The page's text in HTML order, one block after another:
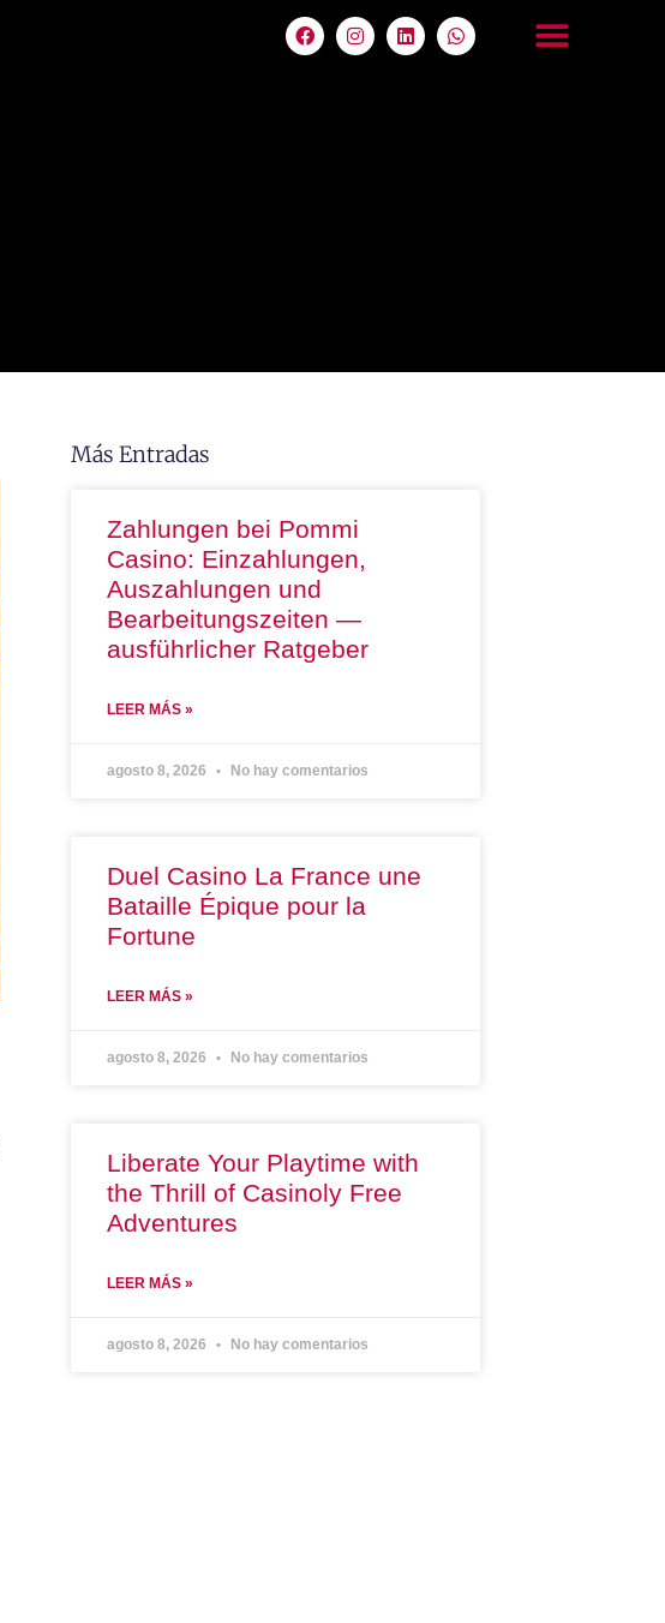
Más Entradas
Zahlungen bei Pommi
Casino: Einzahlungen,
Auszahlungen und
Bearbeitungszeiten —
ausführlicher Ratgeber
LEER MÁS »
agosto 8, 2026 No hay comentarios
Duel Casino La France une
Bataille Épique pour la
Fortune
LEER MÁS »
agosto 8, 2026 No hay comentarios
Liberate Your Playtime with
the Thrill of Casinoly Free
Adventures
LEER MÁS »
agosto 8, 2026 No hay comentarios